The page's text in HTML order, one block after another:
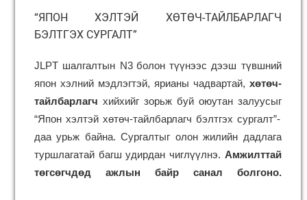
“ЯПОН ХЭЛТЭЙ ХӨТӨЧ-ТАЙЛБАРЛАГЧ
БЭЛТГЭХ СУРГАЛТ”
JLPT шалгалтын N3 болон түүнээс дээш түвшний
япон хэлний мэдлэгтэй, ярианы чадвартай, хөтөч-
тайлбарлагч хийхийг зорьж буй оюутан залуусыг
“Япон хэлтэй хөтөч-тайлбарлагч бэлтгэх сургалт”-
даа урьж байна. Сургалтыг олон жилийн дадлага
туршлагатай багш удирдан чиглүүлнэ. Амжилттай
төгсөгчдөд ажлын байр санал болгоно.